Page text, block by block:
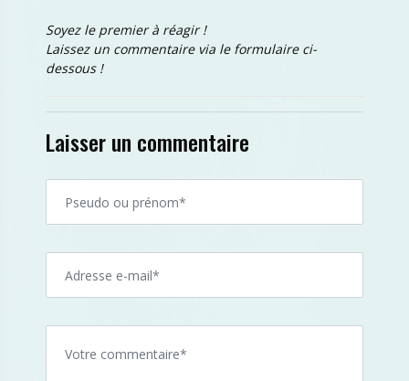
Soyez le premier à réagir !
Laissez un commentaire via le formulaire ci-
dessous !
Laisser un commentaire